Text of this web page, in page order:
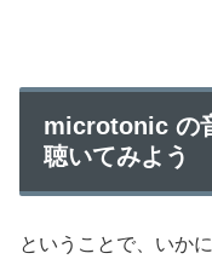
microtonic の
聴いてみよう
ということで、いか